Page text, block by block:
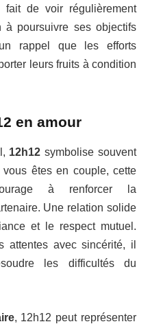
de voir régulièrement
à poursuivre ses objectifs
rappel que les efforts
leurs fruits à condition
en amour
12h12 symbolise souvent
vous êtes en couple, cette
à renforcer la
Une relation solide
et le respect mutuel.
attentes avec sincérité, il
les difficultés du
, 12h12 peut représenter